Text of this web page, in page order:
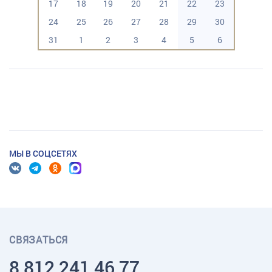
17 18 19 20 21 22
23
24
25 26 27 28 29
30
31
1 2 3 4 5 6
МЫ В СОЦСЕТЯХ
СВЯЗАТЬСЯ